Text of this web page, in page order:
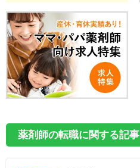
薬剤師の転職に関する記事